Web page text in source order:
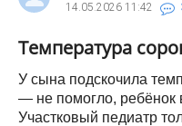
14.05.2026 11:42
Температура
У сына подскочила
— не помогло,
Участковый педиатр